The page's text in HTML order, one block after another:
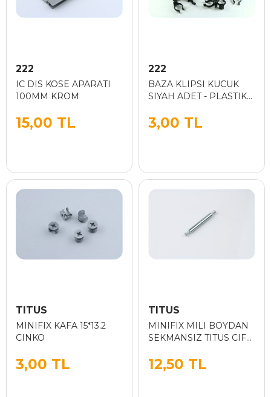
222
IC DIS KOSE APARATI
100MM KROM
15,00 TL
222
BAZA KLIPSI KUCUK
SIYAH ADET - PLASTIK
3,00 TL
TITUS
MINIFIX KAFA 15*13.2
CINKO
3,00 TL
TITUS
MINIFIX MILI BOYDAN
SEKMANSIZ TITUS CIFT
SEKMANSIZ (68)
12,50 TL